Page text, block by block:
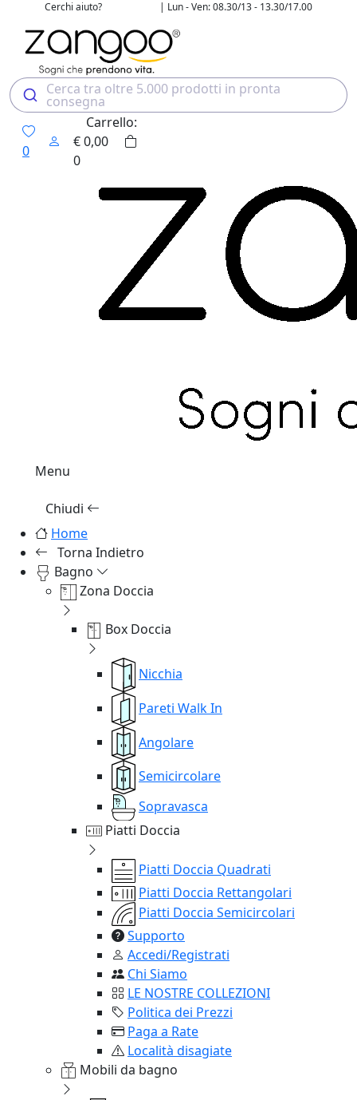
Cerchi aiuto? | Lun - Ven: 08.30/13 - 13.30/17.00
Cerca tra oltre 5.000 prodotti in pronta
consegna
0
Carrello:
€0,00
0
Menu
Chiudi
Home
Torna Indietro
Bagno
Zona Doccia
Box Doccia
Nicchia
Pareti Walk In
Angolare
Semicircolare
Sopravasca
Piatti Doccia
Piatti Doccia Quadrati
Piatti Doccia Rettangolari
Piatti Doccia Semicircolari
Supporto
Accedi/Registrati
Chi Siamo
LE NOSTRE COLLEZIONI
Politica dei Prezzi
Paga a Rate
Località disagiate
Mobili da bagno